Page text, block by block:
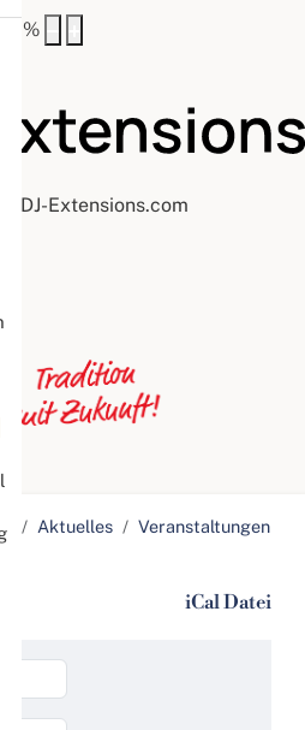
%
by DJ-Extensions.com
Aktuelles
Veranstaltungen
iCal Datei